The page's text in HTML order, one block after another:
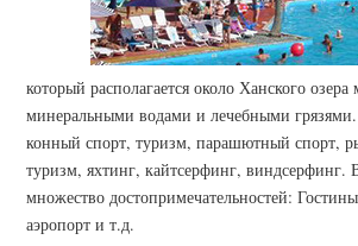
который располагается около Ханского
минеральными водами и лечебными грязями.
конный спорт, туризм, парашютный спорт,
туризм, яхтинг, кайтсерфинг, виндсерфинг.
множество достопримечательностей:
аэропорт и т.д.